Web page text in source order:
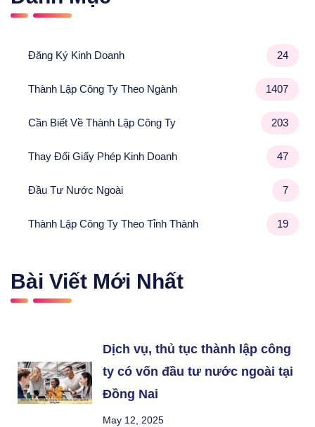
Đăng Ký Kinh Doanh 24
Thành Lập Công Ty Theo Ngành 1407
Cần Biết Về Thành Lập Công Ty 203
Thay Đổi Giấy Phép Kinh Doanh 47
Đầu Tư Nước Ngoài 7
Thành Lập Công Ty Theo Tỉnh Thành 19
Bài Viết Mới Nhất
Dịch vụ, thủ tục thành lập công
ty có vốn đầu tư nước ngoài tại
Đồng Nai
May 12, 2025